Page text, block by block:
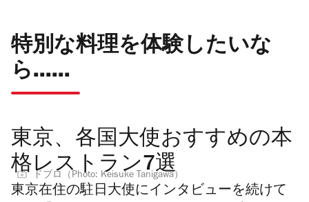
特別な料理を体験したいな
ら......
東京、各国大使おすすめの本
格レストラン7選
ドブロ（Photo: Keisuke Tanigawa）
東京在住の駐日大使にインタビューを続けて